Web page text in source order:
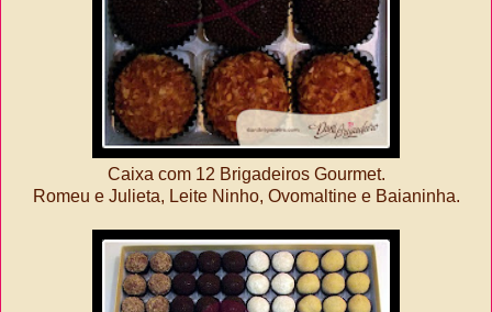
Caixa com 12 Brigadeiros Gourmet.
Romeu e Julieta, Leite Ninho, Ovomaltine e Baianinha.